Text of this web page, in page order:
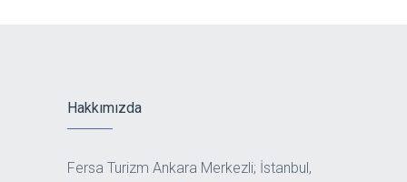
Hakkımızda
Fersa Turizm Ankara Merkezli; İstanbul,